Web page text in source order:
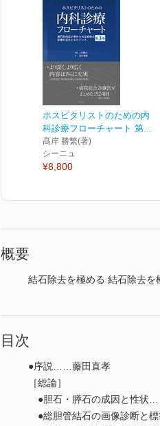
ホスピタリストのための内
科診療フローチャート 第...
髙岸 勝繁(著)
シーニュ
¥8,800
概要
結石除去を極める 結石除去を
目次
●序説……藤田直孝
［総論］
●胆石・膵石の成因と性状
●総胆管結石の画像診断と